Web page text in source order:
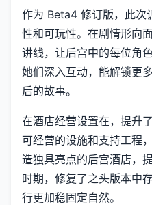
作为 Beta4 修订版，此次
性和可玩性。在剧情形向
讲线，让后宫中的每位角
她们深入互动，能解锁更
后的故事。
在酒店经营设置在，提升
可经营的设施和支持工程
造独具亮点的后宫酒店，
时期，修复了之头版本中
行更加稳固定自然。